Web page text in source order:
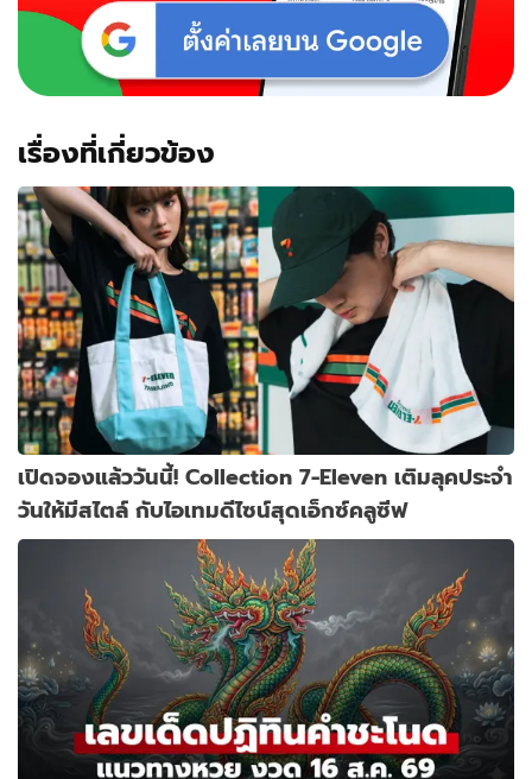
เรื่องที่เกี่ยวข้อง
เปิดจองแล้ววันนี้! Collection 7-Eleven เติมลุคประจำ
วันให้มีสไตล์ กับไอเทมดีไซน์สุดเอ็กซ์คลูซีฟ